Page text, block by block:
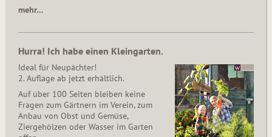
mehr…
Hurra! Ich habe einen Kleingarten.
Ideal für Neupächter!
2. Auflage ab jetzt erhältlich.
Auf über 100 Seiten bleiben keine
Fragen zum Gärtnern im Verein, zum
Anbau von Obst und Gemüse,
Ziergehölzen oder Wasser im Garten